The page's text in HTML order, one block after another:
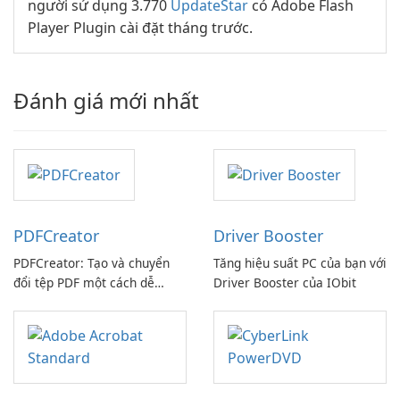
người sử dụng 3.770 UpdateStar có Adobe Flash
Player Plugin cài đặt tháng trước.
Đánh giá mới nhất
PDFCreator
PDFCreator: Tạo và chuyển
đổi tệp PDF một cách dễ
Driver Booster
Tăng hiệu suất PC của bạn với
Driver Booster của IObit